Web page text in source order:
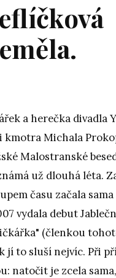
a herečka divadla
Michala
Malostranské
už dlouhá léta.
času začala
vydala debut
(členkou
jí to sluší nejvíc. Při
natočit je zcela